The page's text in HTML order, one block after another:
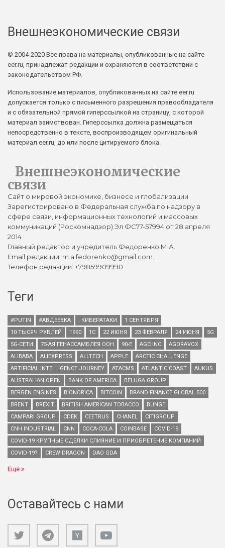
Внешнеэкономические связи
© 2004-2020 Все права на материалы, опубликованные на сайте
eer.ru, принадлежат редакции и охраняются в соответствии с
законодательством РФ.
Использование материалов, опубликованных на сайте eer.ru
допускается только с письменного разрешения правообладателя
и с обязательной прямой гиперссылкой на страницу, с которой
материал заимствован. Гиперссылка должна размещаться
непосредственно в тексте, воспроизводящем оригинальный
материал eer.ru, до или после цитируемого блока.
Внешнеэкономические
связи
Сайт о мировой экономике, бизнесе и глобализации
Зарегистрировано в Федеральная служба по надзору в
сфере связи, информационных технологий и массовых
коммуникаций (Роскомнадзор) Эл ФС77-57994 от 28 апреля
2014
Главный редактор и учредитель Федоренко М.А.
Email редакции: m.a.fedorenko@gmail.com.
Телефон редакции: +79859909990
Теги
#PUTIN #АВДЕЕВКА . КИБЕРАТАКИ
1 СЕНТЯБРЯ
10 ТЫСЯЧ РУБЛЕЙ
1990 1С 22 ИЮНЯ 23 ФЕВРАЛЯ 24 ИЮНЯ
5G
5G-СЕТИ
75-АЯ ГЕНАССАМБЛЕЯ ООН 90-Е AGC INC
AGORAVOX
ALIBABA
ALIEXPRESS ALLTECH APPLE
ARCTIC CHALLENGE
ARTIFICIAL INTELLIGENCE JOURNEY
ATACMS ATLANTIC COAST
AUKUS
AUSTRALIAN OPEN
BANK OF AMERICA
BELUGA GROUP
BERGEN ENGINES
BIONORICA BITCOIN
BRAND FINANCE GLOBAL 500
BRENT
BREXIT BRITISH AMERICAN TOBACCO
BUNGE
CAMPARI GROUP
CDEK CEETRUS CHANEL
CITIGROUP
CNH INDUSTRIAL
CNN COCA-COLA COINBASE
COVID-19
COVID-19 КРУПНЫЕ СДЕЛКИ СЛИЯНИЕ И ПРИОБРЕТЕНИЕ КОМПАНИЙ
COVID-19?
CREW DRAGON DAO GDA
Ещё
Оставайтесь с нами